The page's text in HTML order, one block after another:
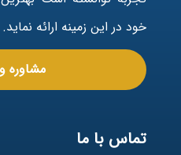
خود در این زمینه ارائه نماید.
مشاوره
تماس با ما